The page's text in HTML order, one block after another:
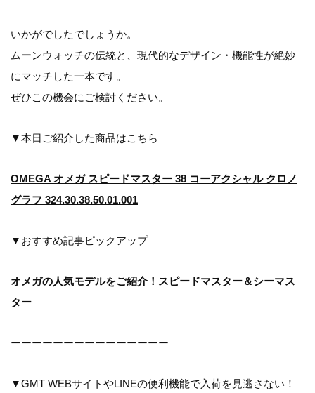
いかがでしたでしょうか。
ムーンウォッチの伝統と、現代的なデザイン・機能性が絶妙
にマッチした一本です。
ぜひこの機会にご検討ください。
▼本日ご紹介した商品はこちら
OMEGA オメガ スピードマスター 38 コーアクシャル クロノ
グラフ 324.30.38.50.01.001
▼おすすめ記事ピックアップ
オメガの人気モデルをご紹介！スピードマスター＆シーマス
ター
ーーーーーーーーーーーーーーー
▼GMT WEBサイトやLINEの便利機能で入荷を見逃さない！